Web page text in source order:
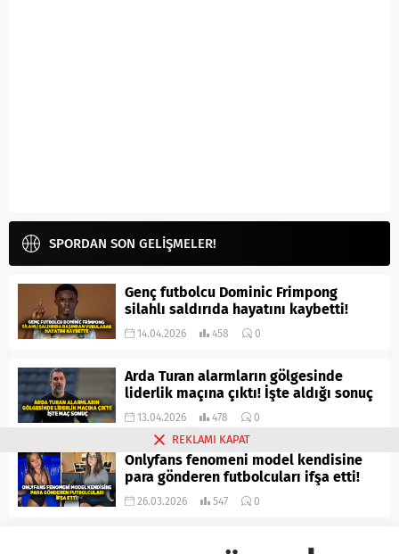
SPORDAN SON GELİŞMELER!
Genç futbolcu Dominic Frimpong
silahlı saldırıda hayatını kaybetti!
14.04.2026 458 0
Arda Turan alarmların gölgesinde
liderlik maçına çıktı! İşte aldığı sonuç
13.04.2026 478 0
Onlyfans fenomeni model kendisine
para gönderen futbolcuları ifşa etti!
26.03.2026 547 0
REKLAMI KAPAT